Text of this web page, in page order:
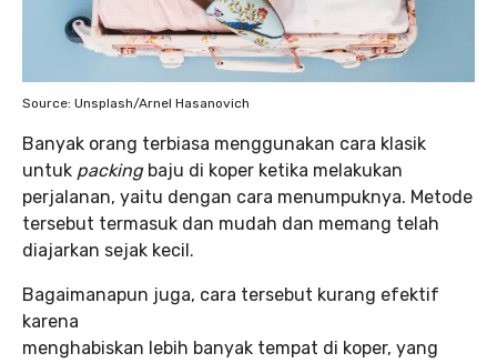
Source: Unsplash/Arnel Hasanovich
Banyak orang terbiasa menggunakan cara klasik
untuk packingbaju di koper ketika melakukan
perjalanan, yaitu dengan cara menumpuknya. Metode
tersebut termasuk dan mudah dan memang telah
diajarkan sejak kecil.
Bagaimanapun juga, cara tersebut kurang efektif
karena
menghabiskan lebih banyak tempat di koper, yang